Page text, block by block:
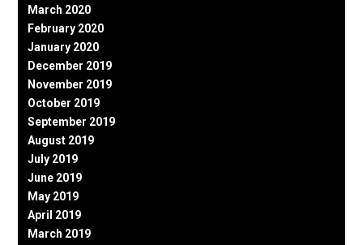
March 2020
February 2020
January 2020
December 2019
November 2019
October 2019
September 2019
August 2019
July 2019
June 2019
May 2019
April 2019
March 2019